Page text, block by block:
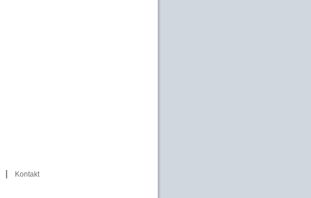
Kontakt